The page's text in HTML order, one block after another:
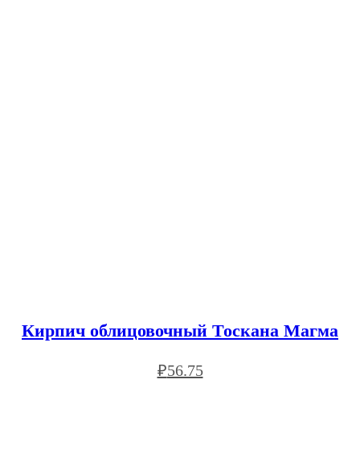
Кирпич облицовочный Тоскана Магма
₽56.75